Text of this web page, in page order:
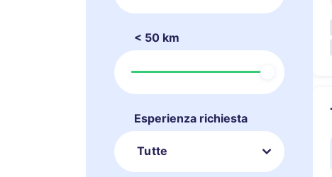
< 50 km
Esperienza richiesta
Tutte